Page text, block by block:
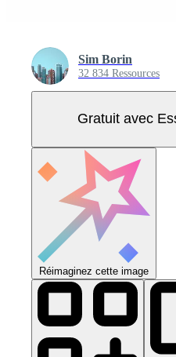
Sim Borin
32 834 Ressources
Gratuit avec
Réimaginez cette image